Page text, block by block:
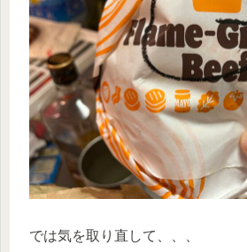
では気を取り直して、、、